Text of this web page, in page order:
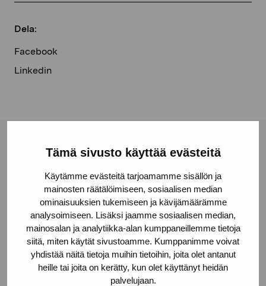
Tämä sivusto käyttää evästeitä
Käytämme evästeitä tarjoamamme sisällön ja
mainosten räätälöimiseen, sosiaalisen median
ominaisuuksien tukemiseen ja kävijämäärämme
analysoimiseen. Lisäksi jaamme sosiaalisen median,
mainosalan ja analytiikka-alan kumppaneillemme tietoja
siitä, miten käytät sivustoamme. Kumppanimme voivat
yhdistää näitä tietoja muihin tietoihin, joita olet antanut
heille tai joita on kerätty, kun olet käyttänyt heidän
palvelujaan.
Dela:
Facebook
Linkedin
Stiftelsen Pro Artibus
Gustav Wasas gata 11
10600 Ekenäs
proartibus@proartibus.fi
+358 (0)50 371 6339